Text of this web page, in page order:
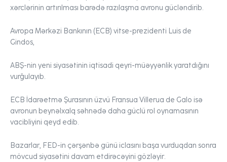
xərclərinin artırılması barədə razılaşma avronu gücləndirib.
Avropa Mərkəzi Bankının (ECB) vitse-prezidenti Luis de
Gindos,
ABŞ-nin yeni siyasətinin iqtisadi qeyri-müəyyənlik yaratdığını
vurğulayıb.
ECB İdarəetmə Şurasının üzvü Fransua Villerua de Galo isə
avronun beynəlxalq səhnədə daha güclü rol oynamasının
vacibliyini qeyd edib.
Bazarlar, FED-in çərşənbə günü iclasını başa vurduqdan sonra
mövcud siyasətini davam etdirəcəyini gözləyir.